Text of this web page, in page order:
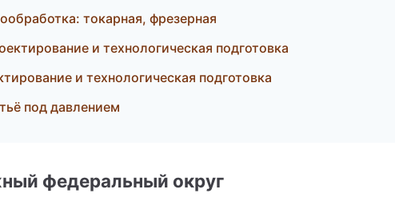
токарная, фрезерная
и технологическая подготовка
и технологическая подготовка
под давлением
федеральный округ